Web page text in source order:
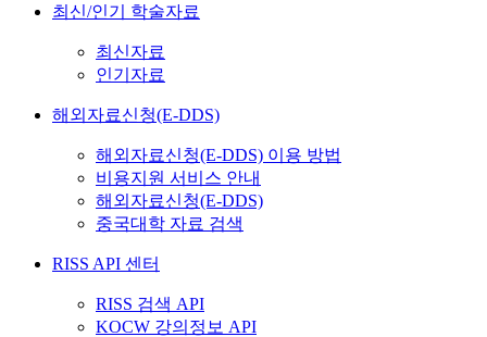
최신/인기 학술자료
최신자료
인기자료
해외자료신청(E-DDS)
해외자료신청(E-DDS) 이용 방법
비용지원 서비스 안내
해외자료신청(E-DDS)
중국대학 자료 검색
RISS API 센터
RISS 검색 API
KOCW 강의정보 API